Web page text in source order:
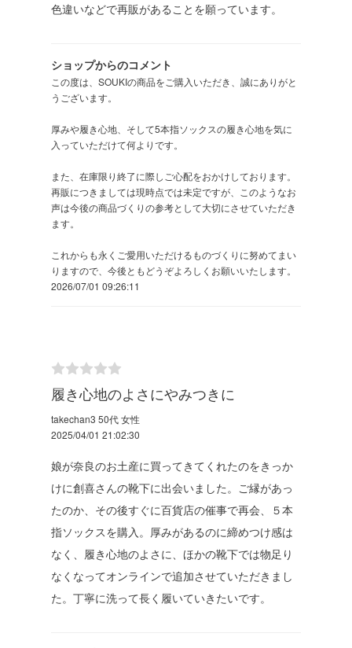
色違いなどで再販があることを願っています。
ショップからのコメント
この度は、SOUKIの商品をご購入いただき、誠にありがと
うございます。
厚みや履き心地、そして5本指ソックスの履き心地を気に
入っていただけて何よりです。
また、在庫限り終了に際しご心配をおかけしております。
再販につきましては現時点では未定ですが、このようなお
声は今後の商品づくりの参考として大切にさせていただき
ます。
これからも永くご愛用いただけるものづくりに努めてまい
りますので、今後ともどうぞよろしくお願いいたします。
2026/07/01 09:26:11
履き心地のよさにやみつきに
takechan3 50代 女性
2025/04/01 21:02:30
娘が奈良のお土産に買ってきてくれたのをきっか
けに創喜さんの靴下に出会いました。ご縁があっ
たのか、その後すぐに百貨店の催事で再会、５本
指ソックスを購入。厚みがあるのに締めつけ感は
なく、履き心地のよさに、ほかの靴下では物足り
なくなってオンラインで追加させていただきまし
た。丁寧に洗って長く履いていきたいです。